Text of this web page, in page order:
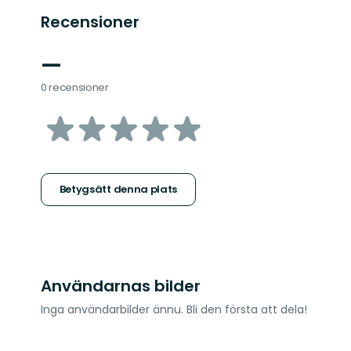
Recensioner
—
0 recensioner
av
stjärnor
Betygsätt denna plats
Användarnas bilder
Inga användarbilder ännu. Bli den första att dela!